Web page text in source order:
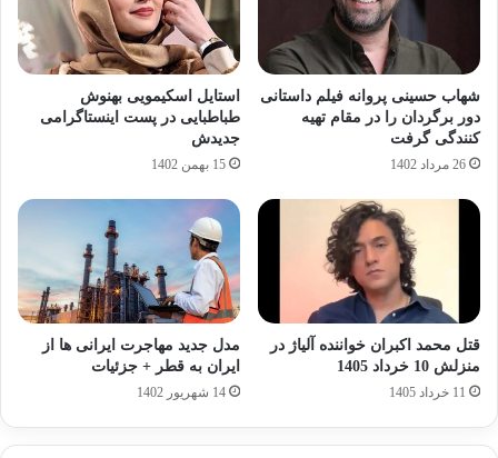
شهاب حسینی پروانه فیلم داستانی
دور برگردان را در مقام تهیه
کنندگی گرفت
26 مرداد 1402
استایل اسکیمویی بهنوش
طباطبایی در پست اینستاگرامی
جدیدش
15 بهمن 1402
قتل محمد اکبران خواننده آلیاژ در
منزلش 10 خرداد 1405
11 خرداد 1405
مدل جدید مهاجرت ایرانی ها از
ایران به قطر + جزئیات
14 شهریور 1402